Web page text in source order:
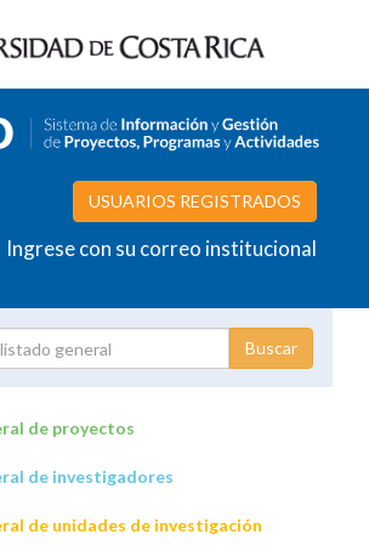
USUARIOS REGISTRADOS
Ingrese con su correo institucional
investigación
de proyectos
de investigadores
de unidades de investigación